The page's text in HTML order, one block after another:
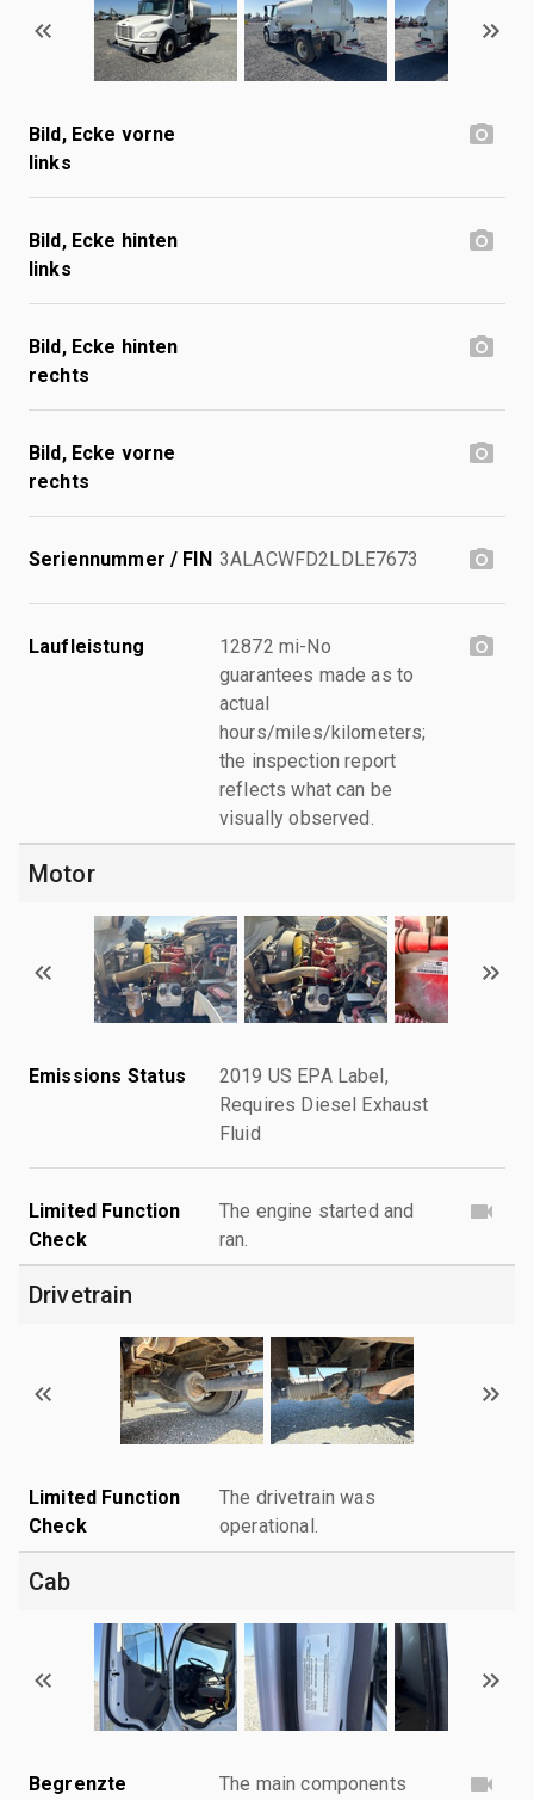
Bild, Ecke vorne
links
Bild, Ecke hinten
links
Bild, Ecke hinten
rechts
Bild, Ecke vorne
rechts
Seriennummer / FIN 3ALACWFD2LDLE7673
Laufleistung
12872 mi-No
guarantees made as to
actual
hours/miles/kilometers;
the inspection report
reflects what can be
visually observed.
Motor
Emissions Status
2019 US EPA Label,
Requires Diesel Exhaust
Fluid
Limited Function
Check
The engine started and
ran.
Drivetrain
Limited Function
Check
The drivetrain was
operational.
Cab
Begrenzte The main components